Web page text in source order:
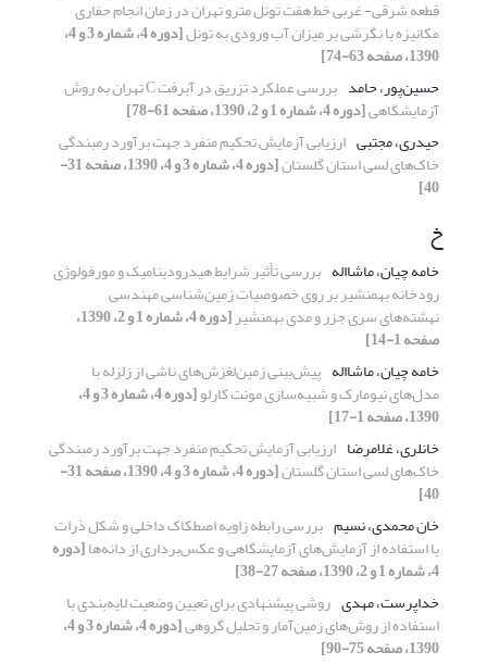
قطعه شرقی- غربی خط هفت تونل مترو تهران در زمان انجام حفاری
مکانیزه با نگرشی بر میزان آب ورودی به تونل [دوره 4، شماره 3 و 4،
1390، صفحه 63-74]
حسین‌پور، حامد
بررسی عملکرد تزریق در آبرفت C تهران به روش
آزمایشگاهی[دوره 4، شماره 1 و 2، 1390، صفحه 61-78]
حیدری، مجتبی ارزیابی آزمایش تحکیم منفرد جهت برآورد رمبندگی
خاک‌های لسی استان گلستان [دوره 4، شماره 3 و 4، 1390، صفحه 31-
40]
خ
خامه چیان، ماشااله بررسی تأثیر شرایط هیدرودینامیک و مورفولوژی
رودخانه بهمنشیر بر روی خصوصیات زمین‌شناسی مهندسی
نهشته‌های سری جزر و مدی بهمنشیر [دوره 4، شماره 1 و 2، 1390،
صفحه 1-14]
خامه چیان، ماشااله پیش‌بینی زمین‌لغزش‌های ناشی از زلزله با
مدل‌های نیومارک و شبیه‌سازی مونت کارلو [دوره 4، شماره 3 و 4،
1390، صفحه 1-17]
خانلری، غلامرضا ارزیابی آزمایش تحکیم منفرد جهت برآورد رمبندگی
خاک‌های لسی استان گلستان [دوره 4، شماره 3 و 4، 1390، صفحه 31-
40]
خان محمدی، نسیم بررسی رابطه زاویه اصطکاک داخلی و شکل ذرات
با استفاده از آزمایش‌های آزمایشگاهی و عکس‌برداری از دانه‌ها[دوره
4، شماره 1 و 2، 1390، صفحه 27-38]
خداپرست، مهدی روشی پیشنهادی برای تعیین وضعیت لایه‌بندی با
استفاده از روش‌های زمین‌آمار و تحلیل گروهی [دوره 4، شماره 3 و 4،
1390، صفحه 75-90]